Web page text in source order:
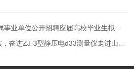
单位公开招聘应届高校毕业生拟聘用人员公示
进ZJ-3型静压电d33测量仪走进山西师范大学